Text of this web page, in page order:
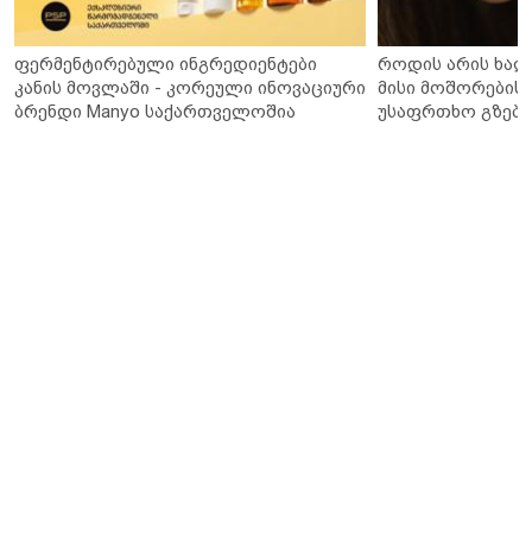
ფერმენტირებული ინგრედიენტები
კანის მოვლაში - კორეული ინოვაციური
ბრენდი Manyo საქართველოშია
როდის არის
მისი მოშორების
უსაფრთხო გზები